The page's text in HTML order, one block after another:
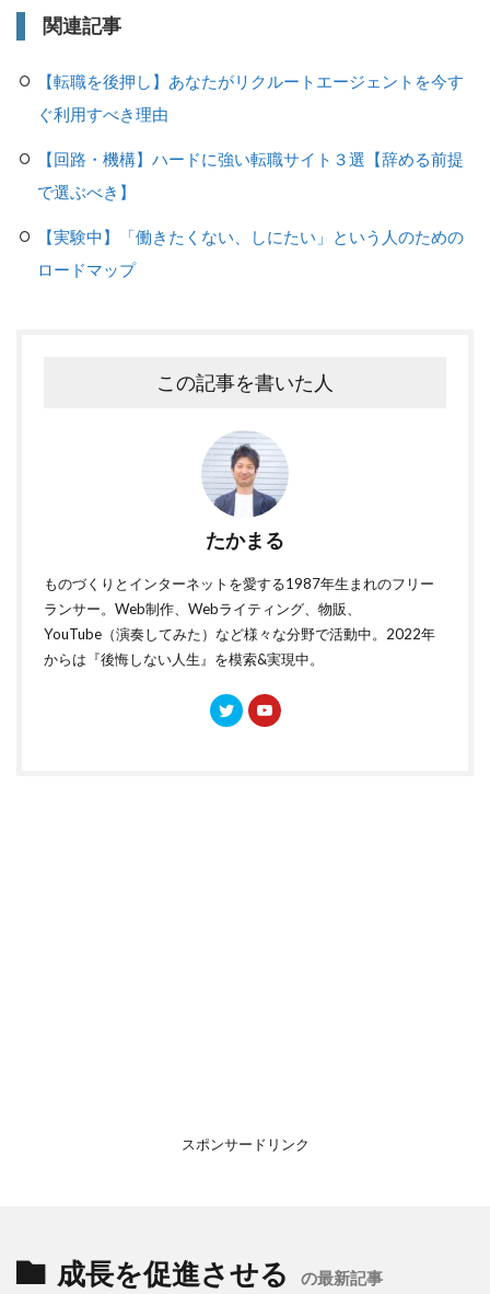
関連記事
【転職を後押し】あなたがリクルートエージェントを今す
ぐ利用すべき理由
【回路・機構】ハードに強い転職サイト３選【辞める前提
で選ぶべき】
【実験中】「働きたくない、しにたい」という人のための
ロードマップ
この記事を書いた人
たかまる
ものづくりとインターネットを愛する1987年生まれのフリー
ランサー。Web制作、Webライティング、物販、
YouTube（演奏してみた）など様々な分野で活動中。2022年
からは『後悔しない人生』を模索&実現中。
スポンサードリンク
成長を促進させる の最新記事